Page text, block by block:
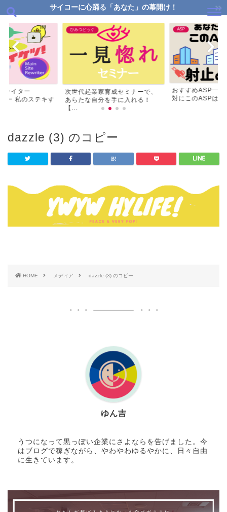
サイコーに心踊る「あなた」の幕開け！
ライター
ー 私のステキす
ひみつどうぐ
次世代起業家育成セミナーで、
あらたな自分を手に入れる！
【...
ASP
おすすめASP一
対にこのASPは
dazzle (3) のコピー
HOME メディア dazzle (3) のコピー
ゆん吉
うつになって黒っぽい企業にさよならを告げました。今
はブログで稼ぎながら、やわやわゆるやかに、日々自由
に生きています。